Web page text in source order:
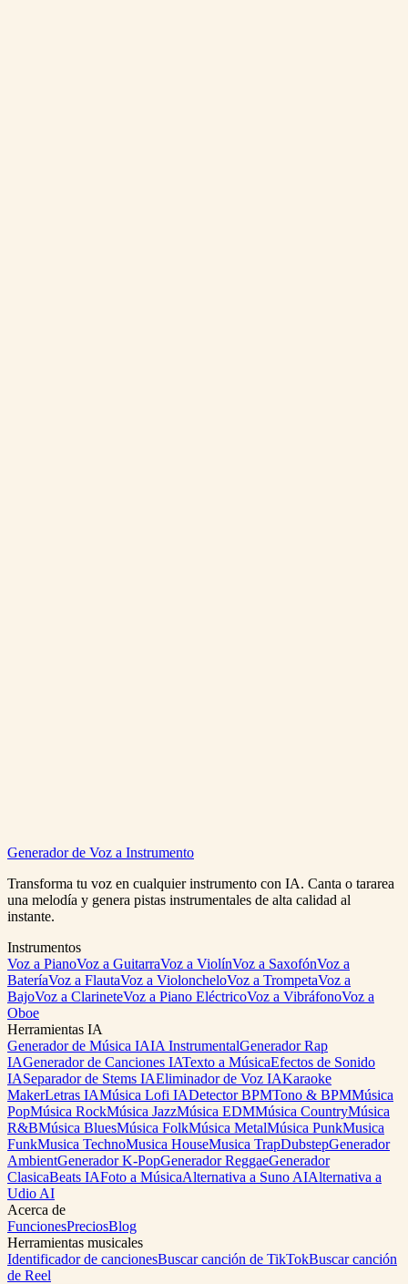
Separar Audio Ahora Ver Precios
Generador de Voz a Instrumento
Transforma tu voz en cualquier instrumento con IA. Canta o tararea
una melodía y genera pistas instrumentales de alta calidad al
instante.
Instrumentos
Voz a PianoVoz a GuitarraVoz a ViolínVoz a SaxofónVoz a
BateríaVoz a FlautaVoz a VioloncheloVoz a TrompetaVoz a
BajoVoz a ClarineteVoz a Piano EléctricoVoz a VibráfonoVoz a
Oboe
Herramientas IA
Generador de Música IAIA InstrumentalGenerador Rap
IAGenerador de Canciones IATexto a MúsicaEfectos de Sonido
IASeparador de Stems IAEliminador de Voz IAKaraoke
MakerLetras IAMúsica Lofi IADetector BPMTono & BPMMúsica
PopMúsica RockMúsica JazzMúsica EDMMúsica CountryMúsica
R&BMúsica BluesMúsica FolkMúsica MetalMúsica PunkMusica
FunkMusica TechnoMusica HouseMusica TrapDubstepGenerador
AmbientGenerador K-PopGenerador ReggaeGenerador
ClasicaBeats IAFoto a MúsicaAlternativa a Suno AIAlternativa a
Udio AI
Acerca de
FuncionesPreciosBlog
Herramientas musicales
Identificador de cancionesBuscar canción de TikTokBuscar canción
de Reel